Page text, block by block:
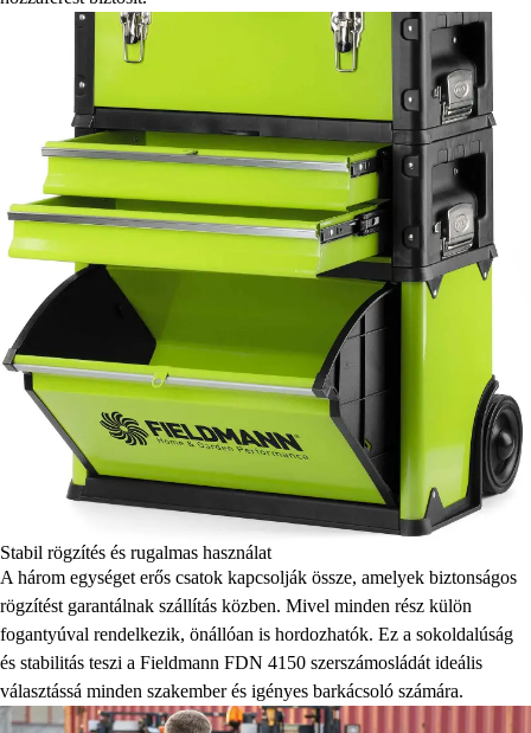
Stabil rögzítés és rugalmas használat
A három egységet erős csatok kapcsolják össze, amelyek biztonságos
rögzítést garantálnak szállítás közben. Mivel minden rész külön
fogantyúval rendelkezik, önállóan is hordozhatók. Ez a sokoldalúság
és stabilitás teszi a Fieldmann FDN 4150 szerszámosládát ideális
választássá minden szakember és igényes barkácsoló számára.